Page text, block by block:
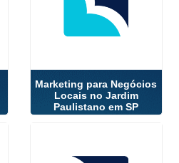
Marketing para Negócios
Locais no Jardim
Paulistano em SP